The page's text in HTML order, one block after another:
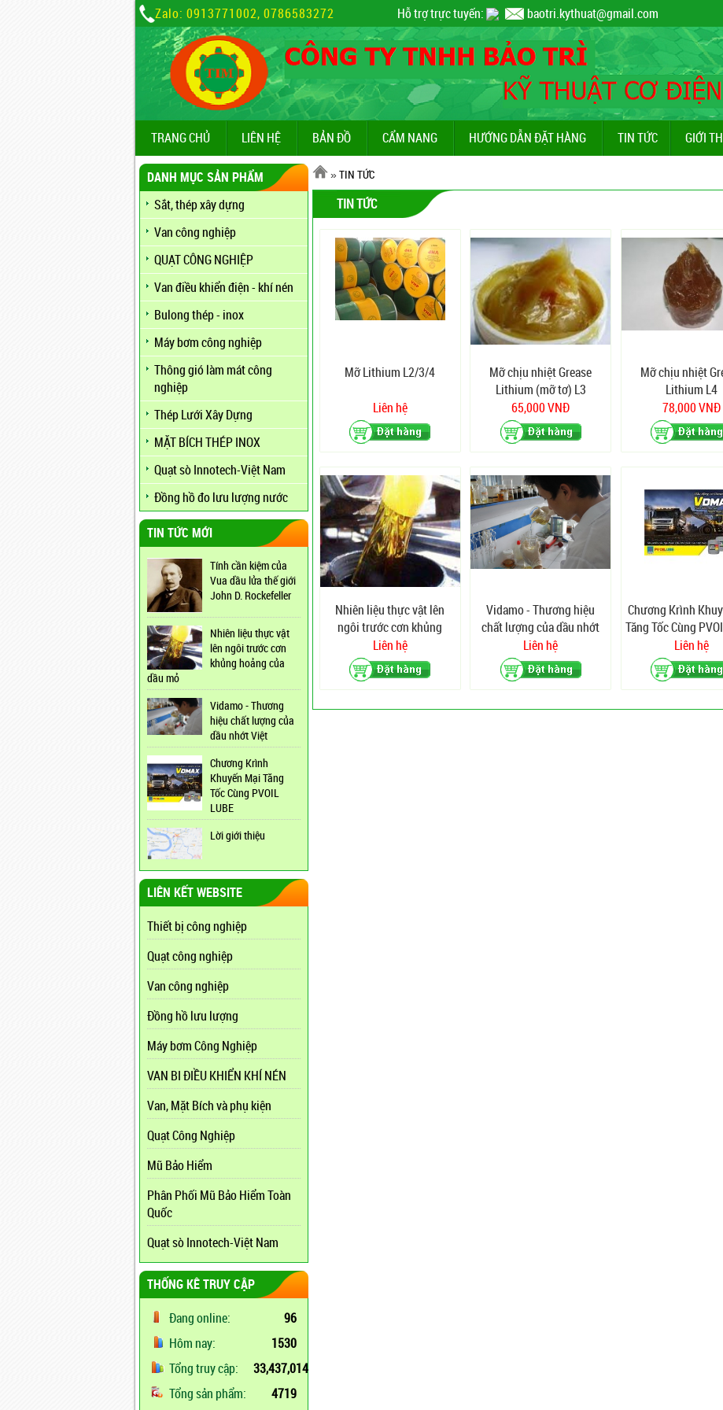
Zalo: 0913771002, 0786583272 Hỗ trợ trực tuyến: baotri.kythuat@gmail.com
TRANG CHỦ LIÊN HỆ BẢN ĐỒ CẨM NANG HƯỚNG DẪN ĐẶT HÀNG TIN TỨC GIỚI
DANH MỤC SẢN PHẨM
Sắt, thép xây dựng
Van công nghiệp
QUẠT CÔNG NGHIỆP
Van điều khiển điện - khí nén
Bulong thép - inox
Máy bơm công nghiệp
Thông gió làm mát công
nghiệp
Thép Lưới Xây Dựng
MẶT BÍCH THÉP INOX
Quạt sò Innotech-Việt Nam
Đồng hồ đo lưu lượng nước
TIN TỨC MỚI
Tính cần kiệm của
Vua dầu lửa thế giới
John D. Rockefeller
Nhiên liệu thực vật
lên ngôi trước cơn
khủng hoảng của
dầu mỏ
Vidamo - Thương
hiệu chất lượng của
dầu nhớt Việt
Chương Krình
Khuyến Mại Tăng
Tốc Cùng PVOIL
LUBE
Lời giới thiệu
LIÊN KẾT WEBSITE
Thiết bị công nghiệp
Quạt công nghiệp
Van công nghiệp
Đồng hồ lưu lượng
Máy bơm Công Nghiệp
VAN BI ĐIỀU KHIỂN KHÍ NÉN
Van, Mặt Bích và phụ kiện
Quạt Công Nghiệp
Mũ Bảo Hiểm
Phân Phối Mũ Bảo Hiểm Toàn
Quốc
Quạt sò Innotech-Việt Nam
THỐNG KÊ TRUY CẬP
Đang online:
96
Hôm nay:
1530
Tổng truy cập:
33,437,014
Tổng sản phẩm:
4719
»TIN TỨC
TIN TỨC
Mỡ Lithium L2/3/4
Liên hệ
Mỡ chịu nhiệt Grease
Lithium (mỡ tơ) L3
65,000 VNĐ
Mỡ chịu nhiệt
Lithium L4
78,000 VNĐ
Nhiên liệu thực vật lên
ngôi trước cơn khủng
hoảng của dầu mỏ
Liên hệ
Vidamo - Thương hiệu
chất lượng của dầu nhớt
Việt
Liên hệ
Chương Krình
Tăng Tốc Cùng
Liên hệ